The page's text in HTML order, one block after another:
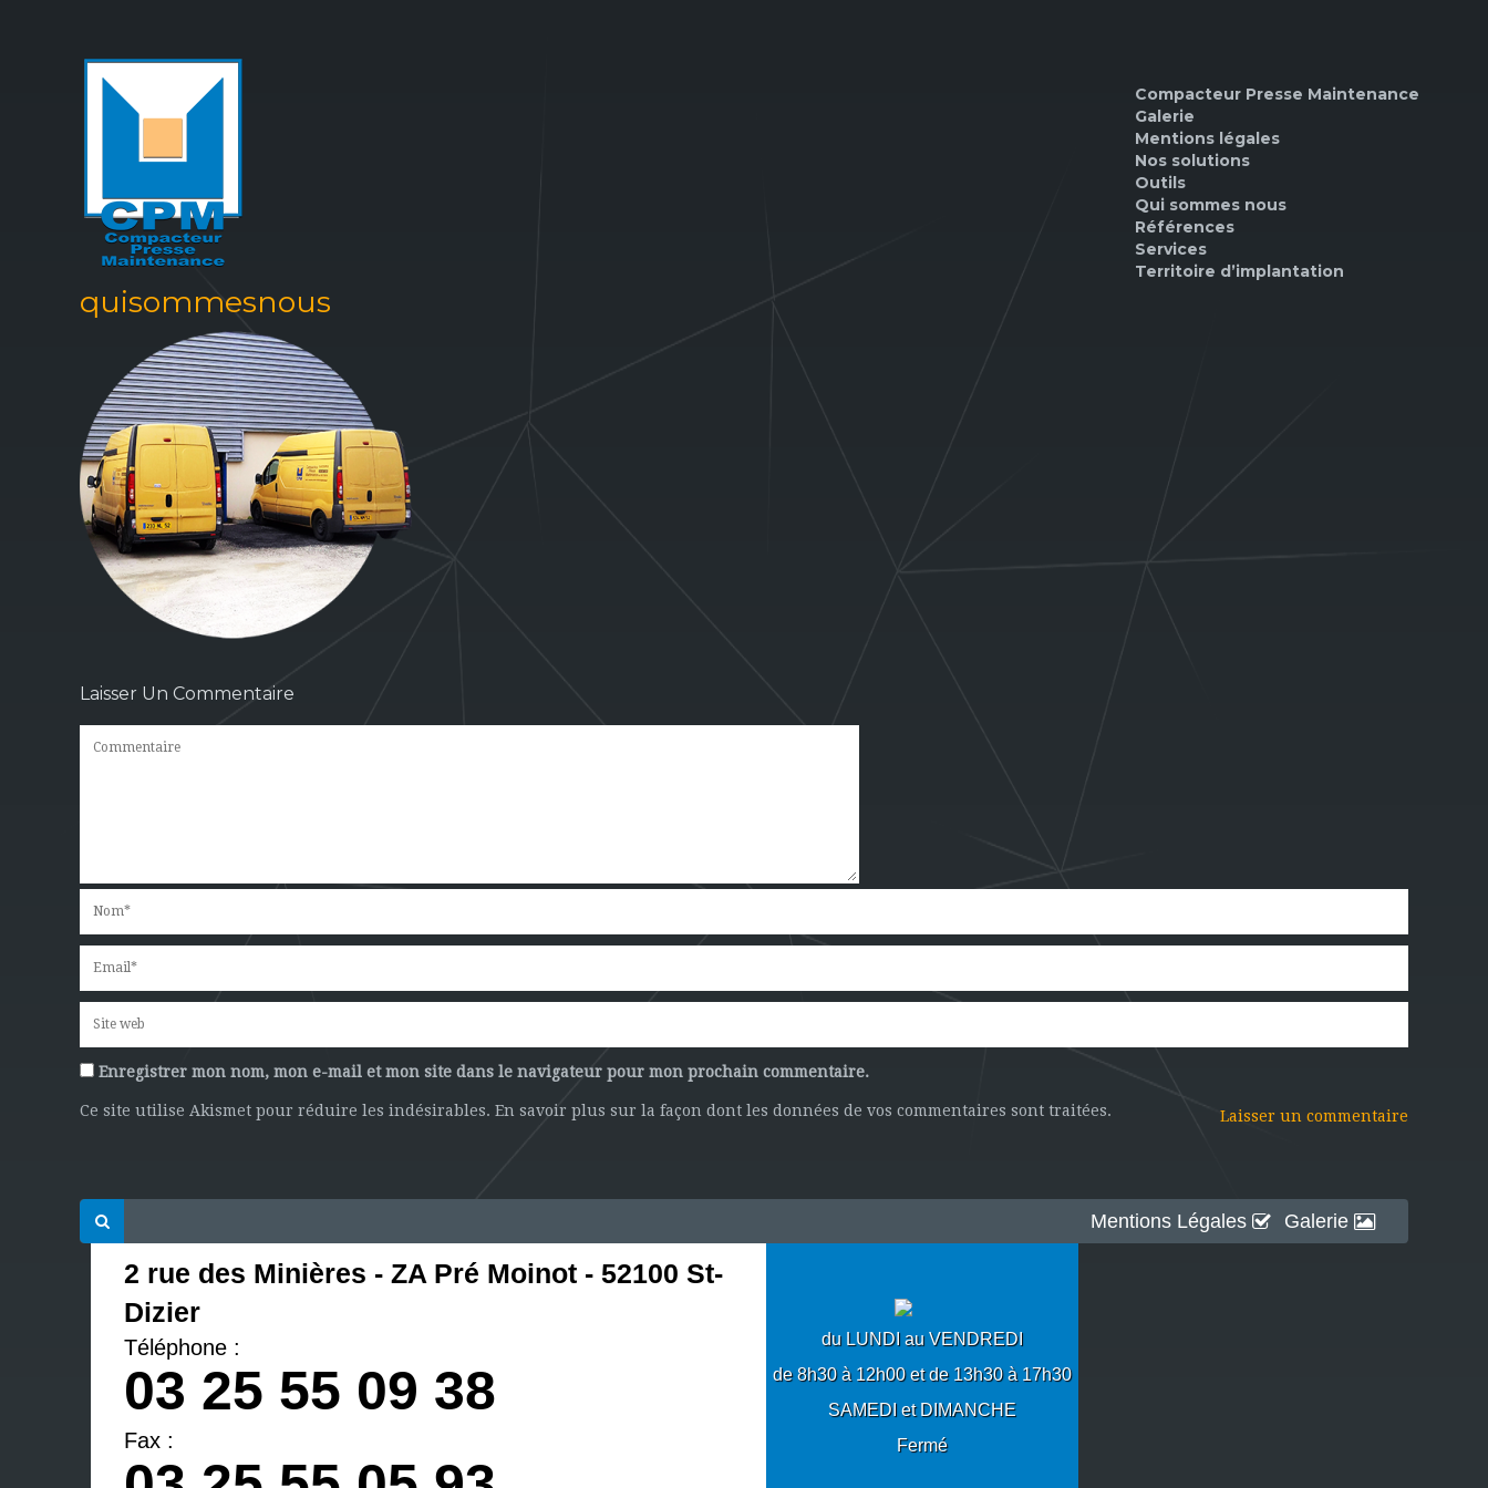
quisommesnous
Compacteur Presse Maintenance
Galerie
Mentions légales
Nos solutions
Outils
Qui sommes nous
Références
Services
Territoire d’implantation
Laisser Un Commentaire
Enregistrer mon nom, mon e-mail et mon site dans le navigateur pour mon prochain commentaire.
Ce site utilise Akismet pour réduire les indésirables. En savoir plus sur la façon dont les données de vos commentaires sont traitées.
Mentions Légales Galerie
2 rue des Minières - ZA Pré Moinot - 52100 St-
Dizier
Téléphone :
03 25 55 09 38
Fax :
du LUNDI au VENDREDI
de 8h30 à 12h00 et de 13h30 à 17h30
SAMEDI et DIMANCHE
Fermé